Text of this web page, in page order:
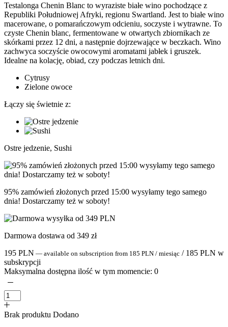
Testalonga Chenin Blanc to wyraziste białe wino pochodzące z
Republiki Południowej Afryki, regionu Swartland. Jest to białe wino
macerowane, o pomarańczowym odcieniu, soczyste i wytrawne. To
czyste Chenin blanc, fermentowane w otwartych zbiornikach ze
skórkami przez 12 dni, a następnie dojrzewające w beczkach. Wino
zachwyca soczyście owocowymi aromatami jabłek i gruszek.
Idealne na kolację, obiad, czy podczas letnich dni.
Cytrusy
Zielone owoce
Łączy się świetnie z:
Ostre jedzenie, Sushi
95% zamówień złożonych przed 15:00 wysyłamy tego samego
dnia! Dostarczamy też w soboty!
Darmowa dostawa od 349 zł
195 PLN — available on subscription from 185 PLN / miesiąc / 185 PLN w
subskrypcji
Maksymalna dostępna ilość w tym momencie: 0
Brak produktu Dodano